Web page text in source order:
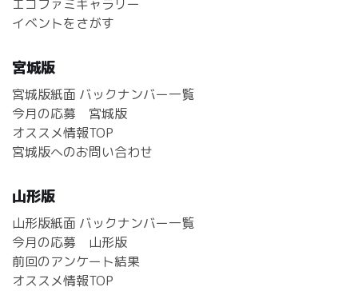
エコファミギャラリー
イベントをさがす
宮城版
宮城版紙面 バックナンバー一覧
今月の応募 宮城版
オススメ情報TOP
宮城版へのお問い合わせ
山形版
山形版紙面 バックナンバー一覧
今月の応募 山形版
前回のアンケート結果
オススメ情報TOP